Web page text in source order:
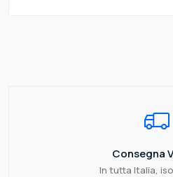
Consegna
In tutta Italia,